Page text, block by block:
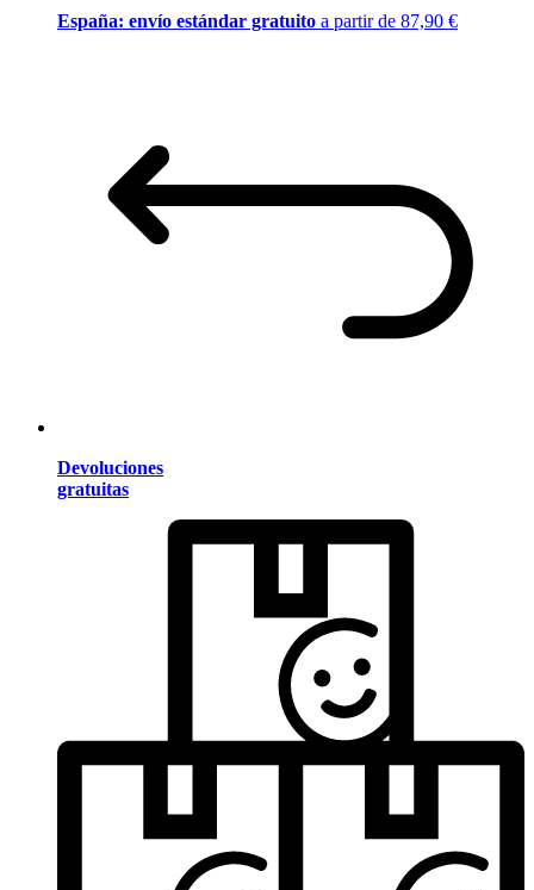
España: envío estándar gratuito a partir de 87,90 €
Devoluciones
gratuitas